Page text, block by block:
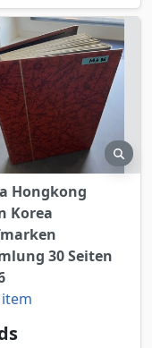
Hongkong
Korea
30 Seiten